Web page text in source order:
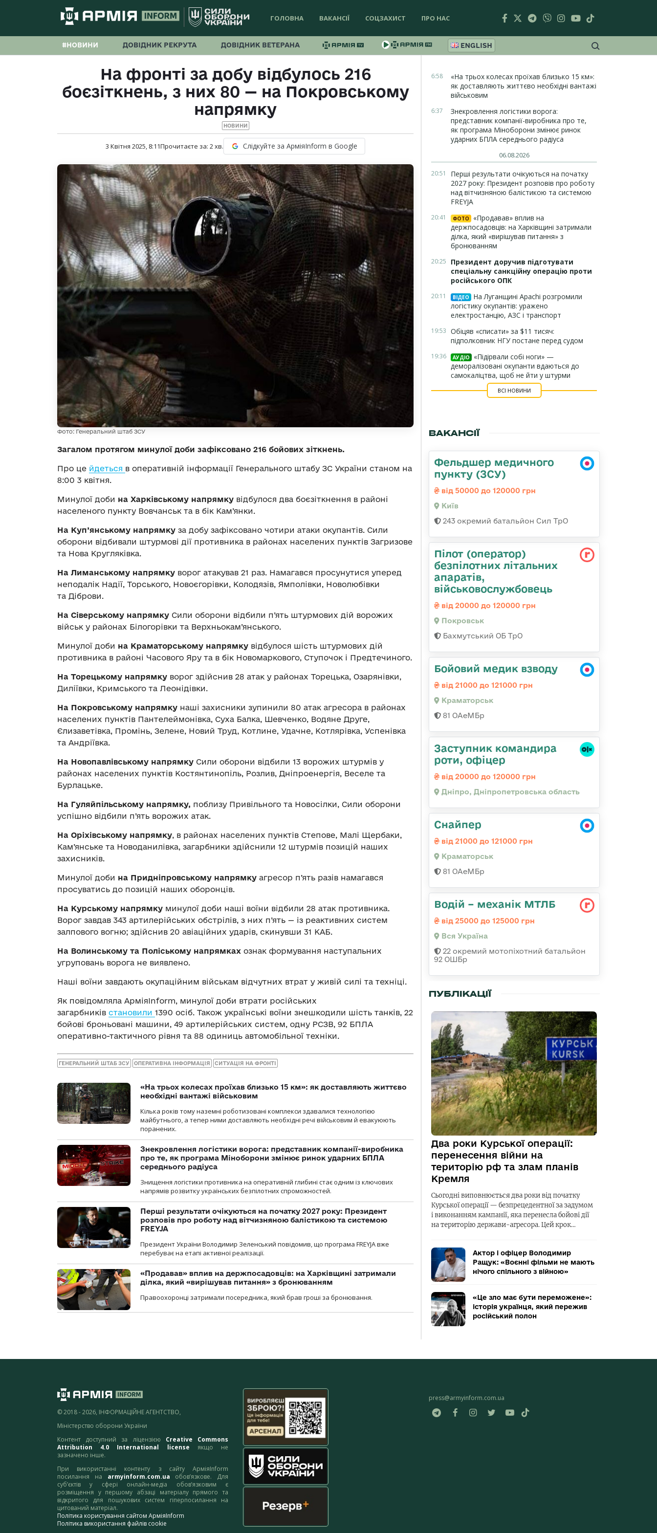
ГОЛОВНА ВАКАНСІЇ СОЦЗАХИСТ ПРО НАС
#НОВИНИ ДОВІДНИК РЕКРУТА ДОВІДНИК ВЕТЕРАНА ENGLISH
На фронті за добу відбулось 216
боєзіткнень, з них 80 — на Покровському
напрямку
НОВИНИ
3 Квітня 2025, 8:11Прочитаєте за: 2хв. Слідкуйте за АрміяInform в Google
Фото: Генеральний штаб ЗСУ
Загалом протягом минулої доби зафіксовано 216 бойових зіткнень.
Про це йдеться в оперативній інформації Генерального штабу ЗС України станом на
8:00 3 квітня.
Минулої доби на Харківському напрямку відбулося два боєзіткнення в районі
населеного пункту Вовчанськ та в бік Кам’янки.
На Куп’янському напрямку за добу зафіксовано чотири атаки окупантів. Сили
оборони відбивали штурмові дії противника в районах населених пунктів Загризове
та Нова Кругляківка.
На Лиманському напрямку ворог атакував 21 раз. Намагався просунутися уперед
неподалік Надії, Торського, Новоєгорівки, Колодязів, Ямполівки, Новолюбівки
та Діброви.
На Сіверському напрямку Сили оборони відбили п’ять штурмових дій ворожих
військ у районах Білогорівки та Верхньокам’янського.
Минулої доби на Краматорському напрямку відбулося шість штурмових дій
противника в районі Часового Яру та в бік Новомаркового, Ступочок і Предтечиного.
На Торецькому напрямку ворог здійснив 28 атак у районах Торецька, Озарянівки,
Диліївки, Кримського та Леонідівки.
На Покровському напрямку наші захисники зупинили 80 атак агресора в районах
населених пунктів Пантелеймонівка, Суха Балка, Шевченко, Водяне Друге,
Єлизаветівка, Промінь, Зелене, Новий Труд, Котлине, Удачне, Котлярівка, Успенівка
та Андріївка.
На Новопавлівському напрямку Сили оборони відбили 13 ворожих штурмів у
районах населених пунктів Костянтинопіль, Розлив, Дніпроенергія, Веселе та
Бурлацьке.
На Гуляйпільському напрямку, поблизу Привільного та Новосілки, Сили оборони
успішно відбили п’ять ворожих атак.
На Оріхівському напрямку, в районах населених пунктів Степове, Малі Щербаки,
Кам’янське та Новоданилівка, загарбники здійснили 12 штурмів позицій наших
захисників.
Минулої доби на Придніпровському напрямку агресор п’ять разів намагався
просуватись до позицій наших оборонців.
На Курському напрямку минулої доби наші воїни відбили 28 атак противника.
Ворог завдав 343 артилерійських обстрілів, з них п’ять — із реактивних систем
залпового вогню; здійснив 20 авіаційних ударів, скинувши 31 КАБ.
На Волинському та Поліському напрямках ознак формування наступальних
угруповань ворога не виявлено.
Наші воїни завдають окупаційним військам відчутних втрат у живій силі та техніці.
Як повідомляла АрміяInform, минулої доби втрати російських
загарбників становили 1390 осіб. Також українські воїни знешкодили шість танків, 22
бойові броньовані машини, 49 артилерійських систем, одну РСЗВ, 92 БПЛА
оперативно-тактичного рівня та 88 одиниць автомобільної техніки.
ГЕНЕРАЛЬНИЙ ШТАБ ЗСУ ОПЕРАТИВНА ІНФОРМАЦІЯ СИТУАЦІЯ НА ФРОНТІ
«На трьох колесах проїхав близько 15 км»: як доставляють життєво
необхідні вантажі військовим
Кілька років тому наземні роботизовані комплекси здавалися технологією
майбутнього, а тепер ними доставляють необхідні речі військовим й евакуюють
поранених.
Знекровлення логістики ворога: представник компанії-виробника
про те, як програма Міноборони змінює ринок ударних БПЛА
середнього радіуса
Знищення логістики противника на оперативній глибині стає одним із ключових
напрямів розвитку українських безпілотних спроможностей.
Перші результати очікуються на початку 2027 року: Президент
розповів про роботу над вітчизняною балістикою та системою
FREYJA
Президент України Володимир Зеленський повідомив, що програма FREYJA вже
перебуває на етапі активної реалізації.
«Продавав» вплив на держпосадовців: на Харківщині затримали
ділка, який «вирішував питання» з бронюванням
Правоохоронці затримали посередника, який брав гроші за бронювання.
6:58
«На трьох колесах проїхав близько 15 км»:
як доставляють життєво необхідні вантажі
військовим
6:37
Знекровлення логістики ворога:
представник компанії-виробника про те,
як програма Міноборони змінює ринок
ударних БПЛА середнього радіуса
06.08.2026
20:51
Перші результати очікуються на початку
2027 року: Президент розповів про роботу
над вітчизняною балістикою та системою
FREYJA
20:41 ФОТО
«Продавав» вплив на
держпосадовців: на Харківщині затримали
ділка, який «вирішував питання» з
бронюванням
20:25
Президент доручив підготувати
спеціальну санкційну операцію проти
російського ОПК
20:11 ВІДЕО
На Луганщині Apachi розгромили
логістику окупантів: уражено
електростанцію, АЗС і транспорт
19:53 Обіцяв «списати» за $11 тисяч:
підполковник НГУ постане перед судом
19:36 АУДІО
«Підірвали собі ноги» —
деморалізовані окупанти вдаються до
самокаліцтва, щоб не йти у штурми
ВСІ НОВИНИ
ВАКАНСІЇ
Фельдшер медичного
пункту (ЗСУ)
від 50000 до 120000 грн
Київ
243 окремий батальйон Сил ТрО
Пілот (оператор)
безпілотних літальних
апаратів,
військовослужбовець
від 20000 до 120000 грн
Покровськ
Бахмутський ОБ ТрО
Бойовий медик взводу
від 21000 до 121000 грн
Краматорськ
81 ОАеМБр
Заступник командира
роти, офіцер
від 20000 до 120000 грн
Дніпро, Дніпропетровська область
Снайпер
від 21000 до 121000 грн
Краматорськ
81 ОАеМБр
Водій – механік МТЛБ
від 25000 до 125000 грн
Вся Україна
22 окремий мотопіхотний батальйон
92 ОШБр
ПУБЛІКАЦІЇ
Два роки Курської операції:
перенесення війни на
територію рф та злам планів
Кремля
Сьогодні виповнюється два роки від початку
Курської операції — безпрецедентної за задумом
і виконанням кампанії, яка перенесла бойові дії
на територію держави-агресора. Цей крок…
Актор і офіцер Володимир
Ращук: «Воєнні фільми не мають
нічого спільного з війною»
«Це зло має бути переможене»:
історія українця, який пережив
російський полон
© 2018 - 2026, ІНФОРМАЦІЙНЕ АГЕНТСТВО,
Міністерство оборони України
Контент доступний за ліцензією Creative Commons
Attribution 4.0 International license якщо не
зазначено інше.
При використанні контенту з сайту АрміяInform
посилання на armyinform.com.ua обов’язкове. Для
суб’єктів у сфері онлайн-медіа обов’язковим є
розміщення у першому абзаці матеріалу прямого та
відкритого для пошукових систем гіперпосилання на
цитований матеріал.
Політика користування сайтом АрміяInform
Політика використання файлів cookie
press@armyinform.com.ua